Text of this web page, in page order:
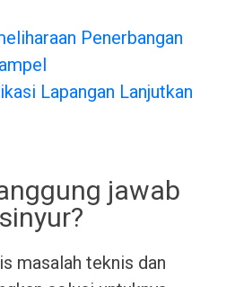
Penerbangan
Lapangan Lanjutkan
jawab
masalah teknis dan